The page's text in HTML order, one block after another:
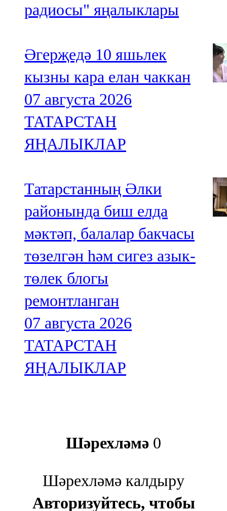
радиосы" яңалыклары
Әгерҗедә 10 яшьлек
кызны кара елан чаккан
07 августа 2026
ТАТАРСТАН
ЯҢАЛЫКЛАР
Татарстанның Әлки
районында биш елда
мәктәп, балалар бакчасы
төзелгән һәм сигез азык-
төлек блогы
ремонтланган
07 августа 2026
ТАТАРСТАН
ЯҢАЛЫКЛАР
Шәрехләмә 0
Шәрехләмә калдыру
Авторизуйтесь, чтобы